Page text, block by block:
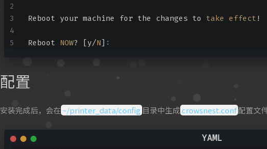
Reboot your machine for the changes to take effect !
Reboot NOW? [y/N] :
配置
安装完成后，会在 ~/printer_data/config 目录中生成crowsnest.conf配置文